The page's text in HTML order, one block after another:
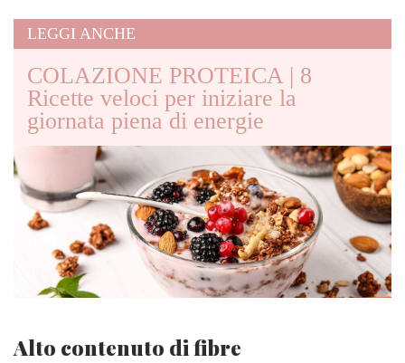
LEGGI ANCHE
COLAZIONE PROTEICA | 8
Ricette veloci per iniziare la
giornata piena di energie
Alto contenuto di fibre